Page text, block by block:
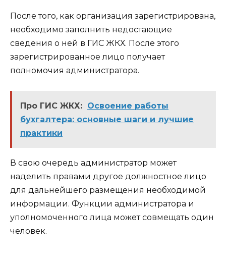
После того, как организация зарегистрирована,
необходимо заполнить недостающие
сведения о ней в ГИС ЖКХ. После этого
зарегистрированное лицо получает
полномочия администратора.
Про ГИС ЖКХ: Освоение работы
бухгалтера: основные шаги и лучшие
практики
В свою очередь администратор может
наделить правами другое должностное лицо
для дальнейшего размещения необходимой
информации. Функции администратора и
уполномоченного лица может совмещать один
человек.